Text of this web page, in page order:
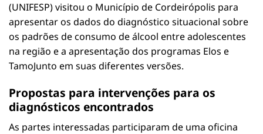
(UNIFESP) visitou o Município de Cordeirópolis para
apresentar os dados do diagnóstico situacional sobre
os padrões de consumo de álcool entre adolescentes
na região e a apresentação dos programas Elos e
TamoJunto em suas diferentes versões.
Propostas para intervenções para os
diagnósticos encontrados
As partes interessadas participaram de uma oficina